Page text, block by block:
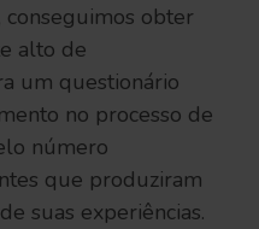
obter
alto de
um questionário
no processo de
número
que produziram
suas experiências.